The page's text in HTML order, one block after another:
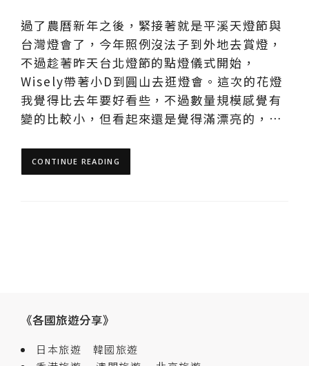
過了農曆新年之後，緊接著就是平溪天燈節與
台灣燈會了，今年照例沒法子到外地去賞燈，
不過趁著昨天台北燈節的點燈儀式開始，
Wisely帶著小D到圓山去逛燈會。這次的花燈
我覺得比去年要好看些，不過數量規模感覺有
變的比較小，但看起來還是覺得滿漂亮的，…
CONTINUE READING
《各國旅遊分享》
日本旅遊
韓國旅遊